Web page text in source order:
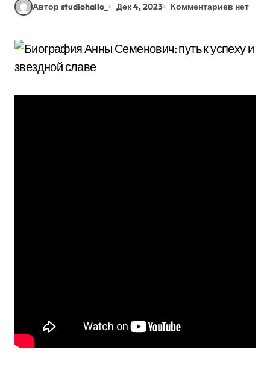
Автор studiohallo_ Дек 4, 2023 Комментариев нет